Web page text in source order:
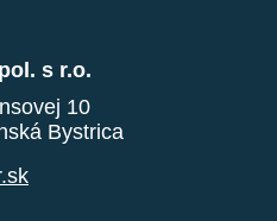
s r.o.
10
Bystrica